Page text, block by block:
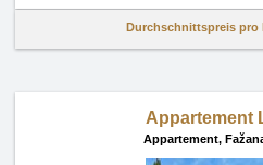
Durchschnittspreis pro
Appartement
Appartement,